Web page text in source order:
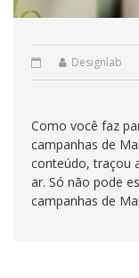
Designlab
Como você faz
campanhas de
conteúdo, traçou
ar. Só não pode
campanhas de